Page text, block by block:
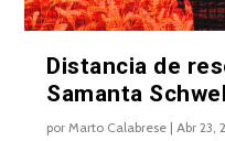
Distancia de
Samanta
porMarto Calabrese |Abr 23,